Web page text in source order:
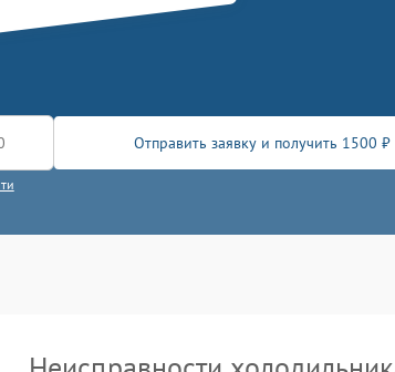
Отправить заявку и получить 1500 ₽